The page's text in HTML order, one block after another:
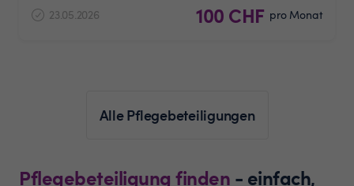
23.05.2026 100 CHF pro Monat
Alle Pflegebeteiligungen
Pflegebeteiligung finden - einfach,